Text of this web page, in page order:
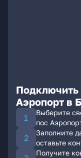
Подключить
Аэропорт в
Выберите
пос
Заполните
оставьте
Получите